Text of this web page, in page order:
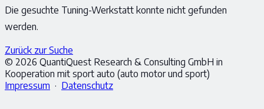
Die gesuchte Tuning-Werkstatt konnte nicht gefunden
werden.
Zurück zur Suche
© 2026 QuantiQuest Research & Consulting GmbH in
Kooperation mit sport auto (auto motor und sport)
Impressum · Datenschutz